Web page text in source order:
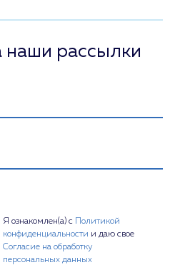
наши рассылки
Я ознакомлен(а) с
Политикой
конфиденциальности и даю свое
Согласие на обработку
персональных данных